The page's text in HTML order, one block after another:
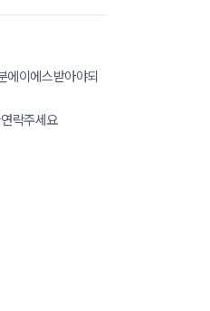
에이에스받아야되
락주세요